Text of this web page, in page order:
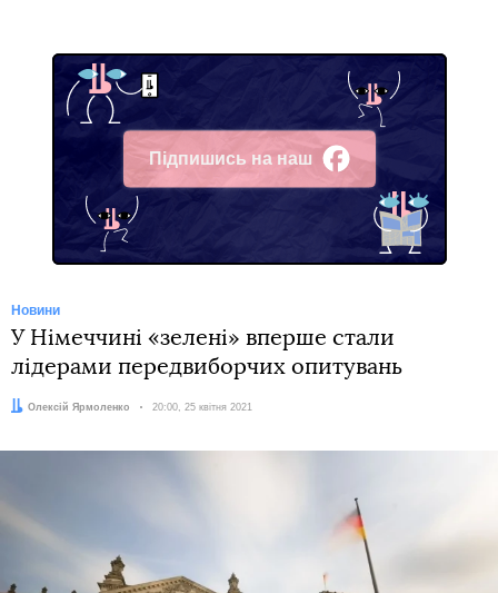
Підпишись на наш
Facebook
Новини
У Німеччині «зелені» вперше стали
лідерами передвиборчих опитувань
Автор:
Олексій Ярмоленко Дата:
20:00, 25 квітня 2021